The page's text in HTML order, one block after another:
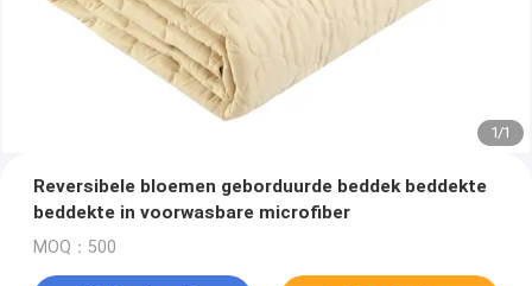
1/1
Reversibele bloemen geborduurde beddek beddekte
beddekte in voorwasbare microfiber
MOQ：500